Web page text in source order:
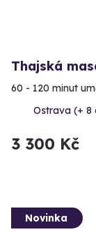
Thajská
60 - 120 minut
Ostrava (+ 8
3 300 Kč
Novinka